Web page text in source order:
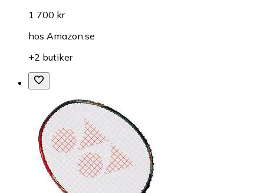
1 700 kr
hos Amazon.se
+2 butiker